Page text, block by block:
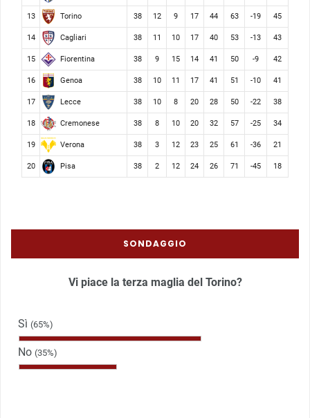
13 Torino 38 12 9 17 44 63 -19 45
14 Cagliari 38 11 10 17 40 53 -13 43
15 Fiorentina 38 9 15 14 41 50 -9 42
16 Genoa 38 10 11 17 41 51 -10 41
17 Lecce 38 10 8 20 28 50 -22 38
18 Cremonese 38 8 10 20 32 57 -25 34
19 Verona 38 3 12 23 25 61 -36 21
20 Pisa 38 2 12 24 26 71 -45 18
SONDAGGIO
Vi piace la terza maglia del Torino?
Sì (65%)
No (35%)